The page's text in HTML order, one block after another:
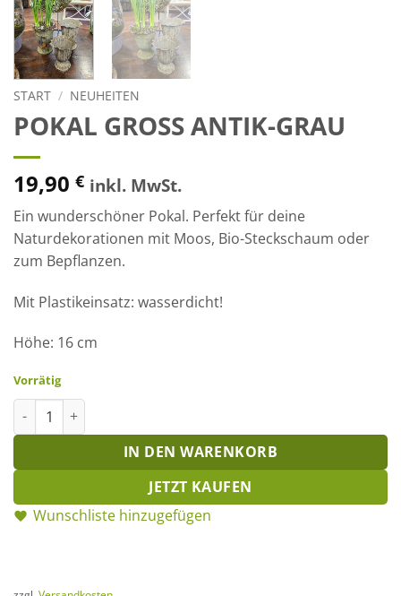
START / NEUHEITEN
POKAL GROSS ANTIK-GRAU
19,90 € inkl. MwSt.
Ein wunderschöner Pokal. Perfekt für deine
Naturdekorationen mit Moos, Bio-Steckschaum oder
zum Bepflanzen.
Mit Plastikeinsatz: wasserdicht!
Höhe: 16 cm
Vorrätig
Pokal groß antik-grau Menge
IN DEN WARENKORB
JETZT KAUFEN
Wunschliste hinzugefügen